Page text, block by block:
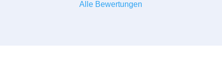
Alle Bewertungen